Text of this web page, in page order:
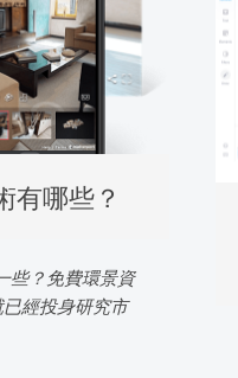
有哪些？
些？免費環景資
經投身研究市